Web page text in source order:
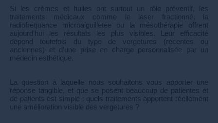
Si les crèmes et huiles ont surtout un rôle préventif, les
traitements médicaux comme le laser fractionné, la
radiofréquence microaiguilletée ou la mésothérapie offrent
aujourd’hui les résultats les plus visibles. Leur efficacité
dépend toutefois du type de vergetures (récentes ou
anciennes) et d’une prise en charge personnalisée par un
médecin esthétique.
La question à laquelle nous souhaitons vous apporter une
réponse tangible, et que se posent beaucoup de patientes et
de patients est simple : quels traitements apportent réellement
une amélioration visible des vergetures ?